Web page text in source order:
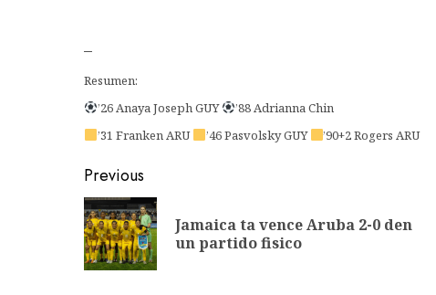
–
Resumen:
’26 Anaya Joseph GUY
’88 Adrianna Chin
’31 Franken ARU
’46 Pasvolsky GUY ’90+2 Rogers ARU
Previous
Jamaica ta vence Aruba 2-0 den
un partido fisico